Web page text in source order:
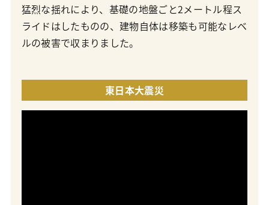
猛烈な揺れにより、基礎の地盤ごと2メートル程ス
ライドはしたものの、建物自体は移築も可能なレベ
ルの被害で収まりました。
東日本大震災